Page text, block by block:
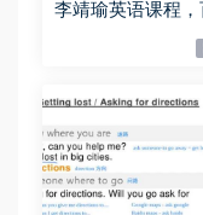
李靖瑜英语课程，